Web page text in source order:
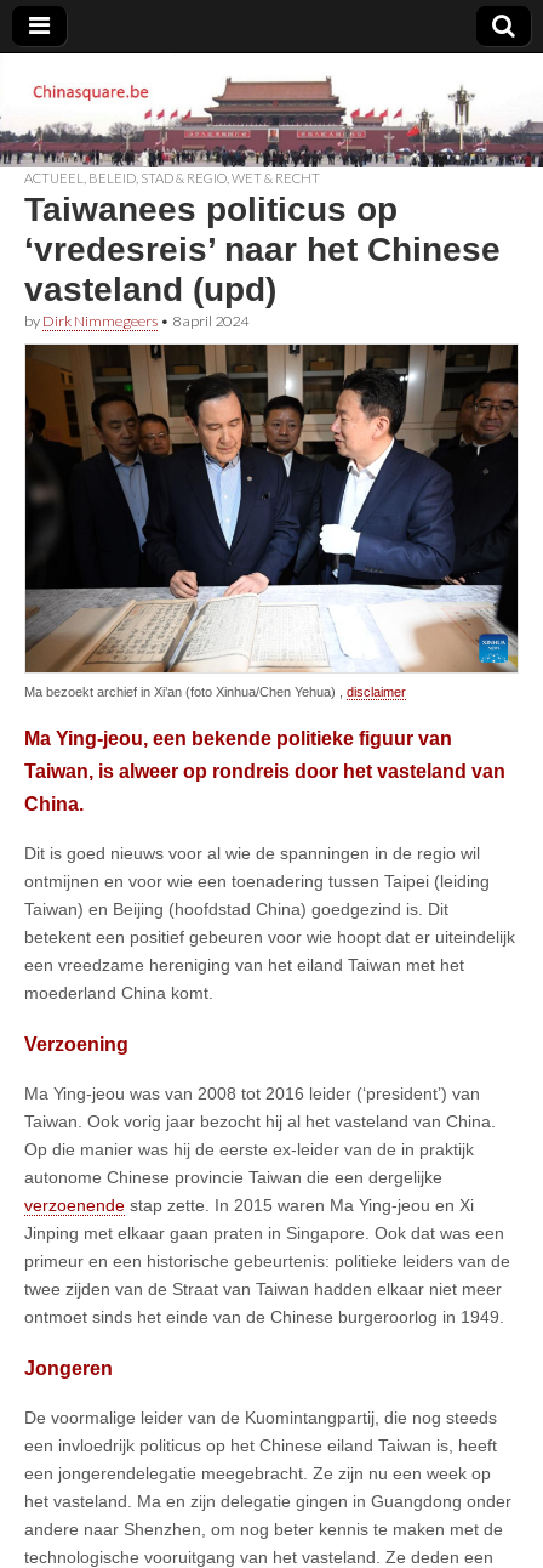
Chinasquare.be
ACTUEEL BELEID STAD & REGIO WET & RECHT
Taiwanees politicus op
‘vredesreis’ naar het Chinese
vasteland (upd)
by Dirk Nimmegeers • 8 april 2024
Ma bezoekt archief in Xi’an (foto Xinhua/Chen Yehua) , disclaimer
Ma Ying-jeou, een bekende politieke figuur van
Taiwan, is alweer op rondreis door het vasteland van
China.
Dit is goed nieuws voor al wie de spanningen in de regio wil
ontmijnen en voor wie een toenadering tussen Taipei (leiding
Taiwan) en Beijing (hoofdstad China) goedgezind is. Dit
betekent een positief gebeuren voor wie hoopt dat er uiteindelijk
een vreedzame hereniging van het eiland Taiwan met het
moederland China komt.
Verzoening
Ma Ying-jeou was van 2008 tot 2016 leider (‘president’) van
Taiwan. Ook vorig jaar bezocht hij al het vasteland van China.
Op die manier was hij de eerste ex-leider van de in praktijk
autonome Chinese provincie Taiwan die een dergelijke
verzoenende stap zette. In 2015 waren Ma Ying-jeou en Xi
Jinping met elkaar gaan praten in Singapore. Ook dat was een
primeur en een historische gebeurtenis: politieke leiders van de
twee zijden van de Straat van Taiwan hadden elkaar niet meer
ontmoet sinds het einde van de Chinese burgeroorlog in 1949.
Jongeren
De voormalige leider van de Kuomintangpartij, die nog steeds
een invloedrijk politicus op het Chinese eiland Taiwan is, heeft
een jongerendelegatie meegebracht. Ze zijn nu een week op
het vasteland. Ma en zijn delegatie gingen in Guangdong onder
andere naar Shenzhen, om nog beter kennis te maken met de
technologische vooruitgang van het vasteland. Ze deden een